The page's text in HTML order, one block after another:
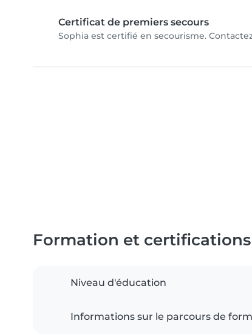
Certificat de premiers secours
Sophia est certifié en secourisme.
Formation et certifications
Niveau d'éducation
Informations sur le parcours de